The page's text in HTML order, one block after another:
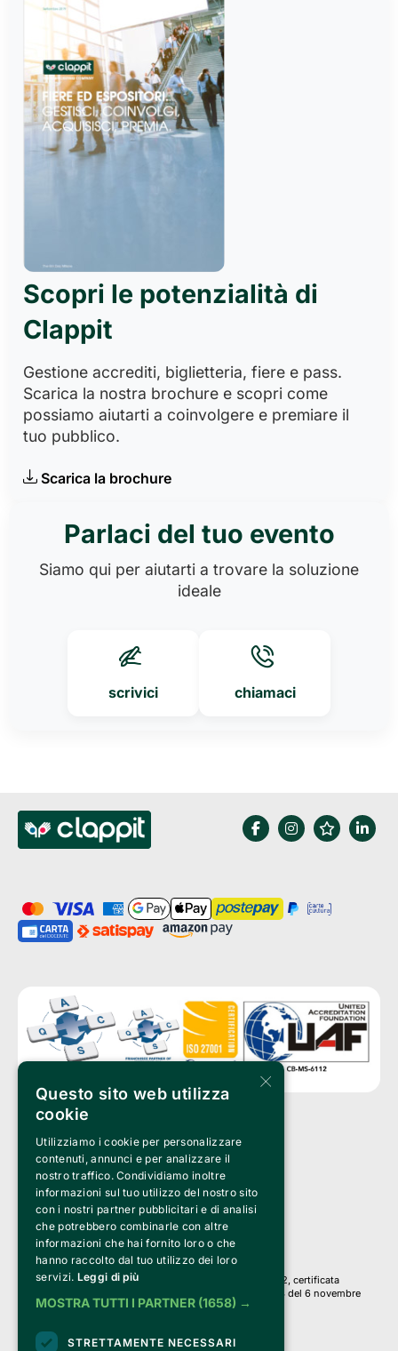
Scopri le potenzialità di
Clappit
Gestione accrediti, biglietteria, fiere e pass.
Scarica la nostra brochure e scopri come
possiamo aiutarti a coinvolgere e premiare il
tuo pubblico.
Scarica la brochure
Parlaci del tuo evento
Siamo qui per aiutarti a trovare la soluzione
ideale
scrivici chiamaci
Clappit è un marchio di proprietà di:
Bemils Srl
a Socio Unico
Via Fosse Ardeatine, 4 -20092 Cinisello Balsamo (MI)
PI 05589050961
Iscr. C.C.I.A.A. Milano R.E.A. 1833471
© 2010-2025 Bemils Srl - Tutti i diritti riservati
Credits:
Clappit è basato sulla piattaforma di biglietteria Belive 6.2, certificata
dall’Agenzia delle Entrate con protocollo n. 2025/445474 del 6 novembre
2025.
Su Clappit i tuoi acquisti ed i tuoi dati
sono sicuri e protetti da un certificato SSL
×
Questo sito web utilizza
cookie
Utilizziamo i cookie per personalizzare
contenuti, annunci e per analizzare il
nostro traffico. Condividiamo inoltre
informazioni sul tuo utilizzo del nostro sito
con i nostri partner pubblicitari e di analisi
che potrebbero combinarle con altre
informazioni che hai fornito loro o che
hanno raccolto dal tuo utilizzo dei loro
servizi. Leggi di più
MOSTRA TUTTI I PARTNER (1658) →
STRETTAMENTE NECESSARI